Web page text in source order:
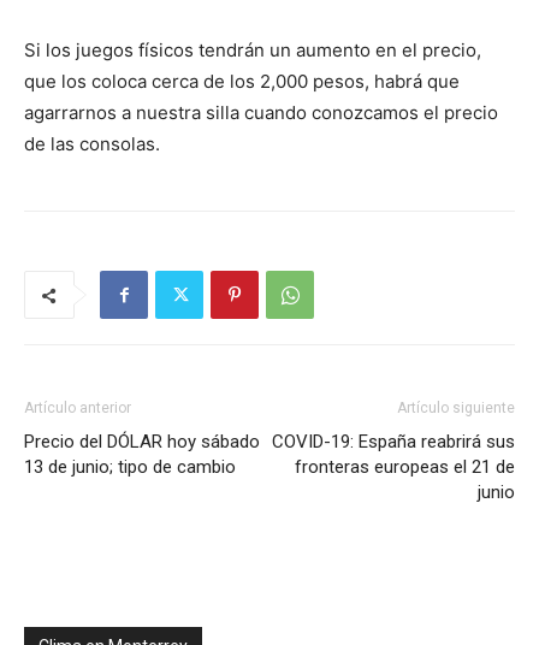
Si los juegos físicos tendrán un aumento en el precio,
que los coloca cerca de los 2,000 pesos, habrá que
agarrarnos a nuestra silla cuando conozcamos el precio
de las consolas.
Artículo anterior
Precio del DÓLAR hoy sábado
13 de junio; tipo de cambio
Artículo siguiente
COVID-19: España reabrirá sus
fronteras europeas el 21 de
junio